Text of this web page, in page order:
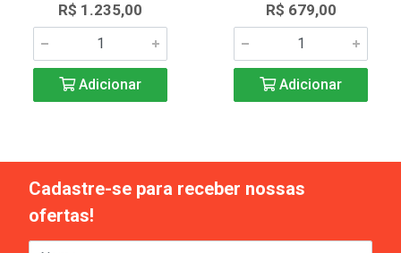
R$ 1.235,00
Adicionar
R$ 679,00
Adicionar
Cadastre-se para receber nossas
ofertas!